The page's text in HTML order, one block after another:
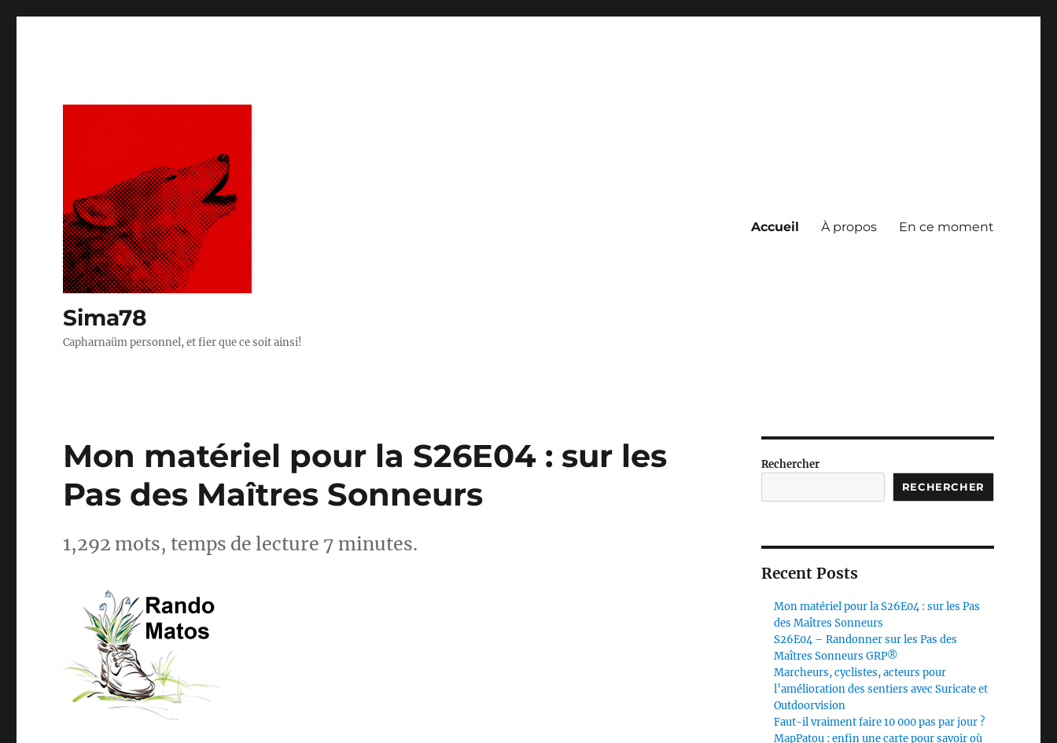
Sima78
Capharnaüm personnel, et fier que ce soit ainsi!
Accueil À propos En ce moment
Mon matériel pour la S26E04 : sur les
Pas des Maîtres Sonneurs
1,292 mots, temps de lecture 7 minutes.
Rechercher
RECHERCHER
Recent Posts
Mon matériel pour la S26E04 : sur les Pas
des Maîtres Sonneurs
S26E04 – Randonner sur les Pas des
Maîtres Sonneurs GRP®
Marcheurs, cyclistes, acteurs pour
l’amélioration des sentiers avec Suricate et
Outdoorvision
Faut-il vraiment faire 10 000 pas par jour ?
MapPatou : enfin une carte pour savoir où